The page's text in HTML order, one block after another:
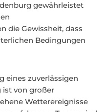
gewährleistet
die Gewissheit, dass
Bedingungen
eines zuverlässigen
ist von großer
Wetterereignisse